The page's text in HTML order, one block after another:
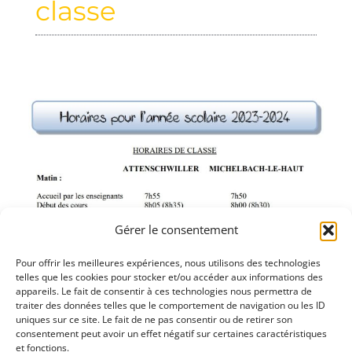
Gérer le consentement
Pour offrir les meilleures expériences, nous utilisons des technologies
telles que les cookies pour stocker et/ou accéder aux informations des
appareils. Le fait de consentir à ces technologies nous permettra de
traiter des données telles que le comportement de navigation ou les ID
uniques sur ce site. Le fait de ne pas consentir ou de retirer son
consentement peut avoir un effet négatif sur certaines caractéristiques
et fonctions.
classe